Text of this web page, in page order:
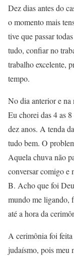
Dez dias antes do
o momento mais
tive que passar
tudo, confiar no
trabalho excelente,
tempo.
No dia anterior e na
Eu chorei das 4 as
dez anos. A tenda
tudo bem. O
Aquela chuva não
conversar comigo e
B. Acho que foi
mundo me ligando,
até a hora da
A cerimônia foi
judaísmo, pois meu